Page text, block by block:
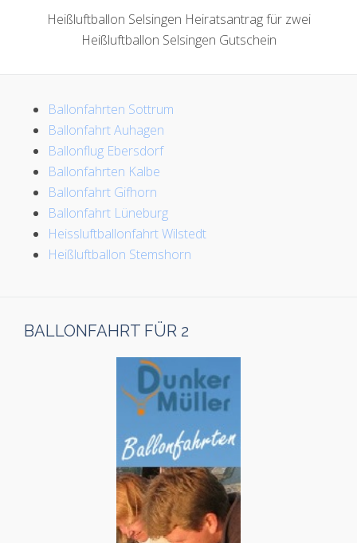
Heißluftballon Selsingen Heiratsantrag für zwei
Heißluftballon Selsingen Gutschein
Ballonfahrten Sottrum
Ballonfahrt Auhagen
Ballonflug Ebersdorf
Ballonfahrten Kalbe
Ballonfahrt Gifhorn
Ballonfahrt Lüneburg
Heissluftballonfahrt Wilstedt
Heißluftballon Stemshorn
BALLONFAHRT FÜR 2